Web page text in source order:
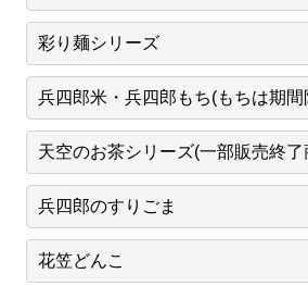
彩り麺シリーズ
兵四郎米・兵四郎もち(もちは期間
天空のお茶シリーズ(一部販売終
兵四郎のすりごま
花笠どんこ